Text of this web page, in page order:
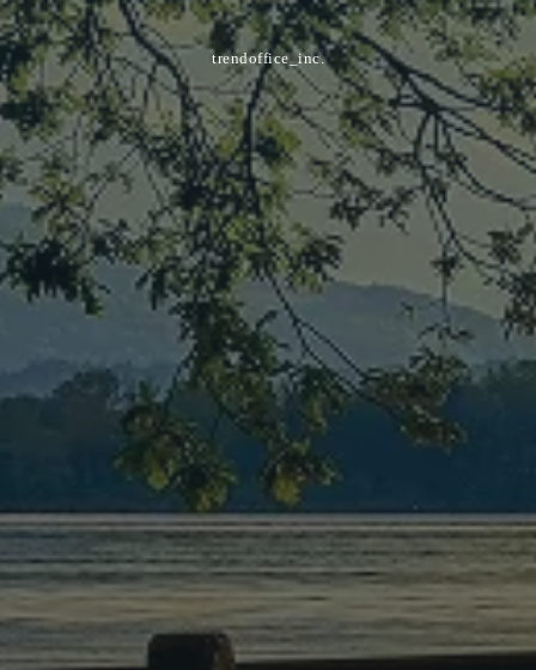
trendoffice_inc.